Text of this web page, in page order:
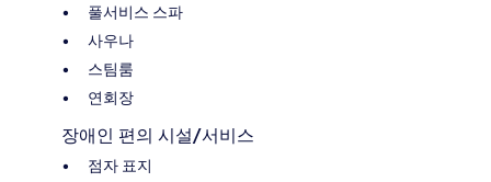
풀서비스 스파
사우나
스팀룸
연회장
장애인 편의 시설/서비스
점자 표지